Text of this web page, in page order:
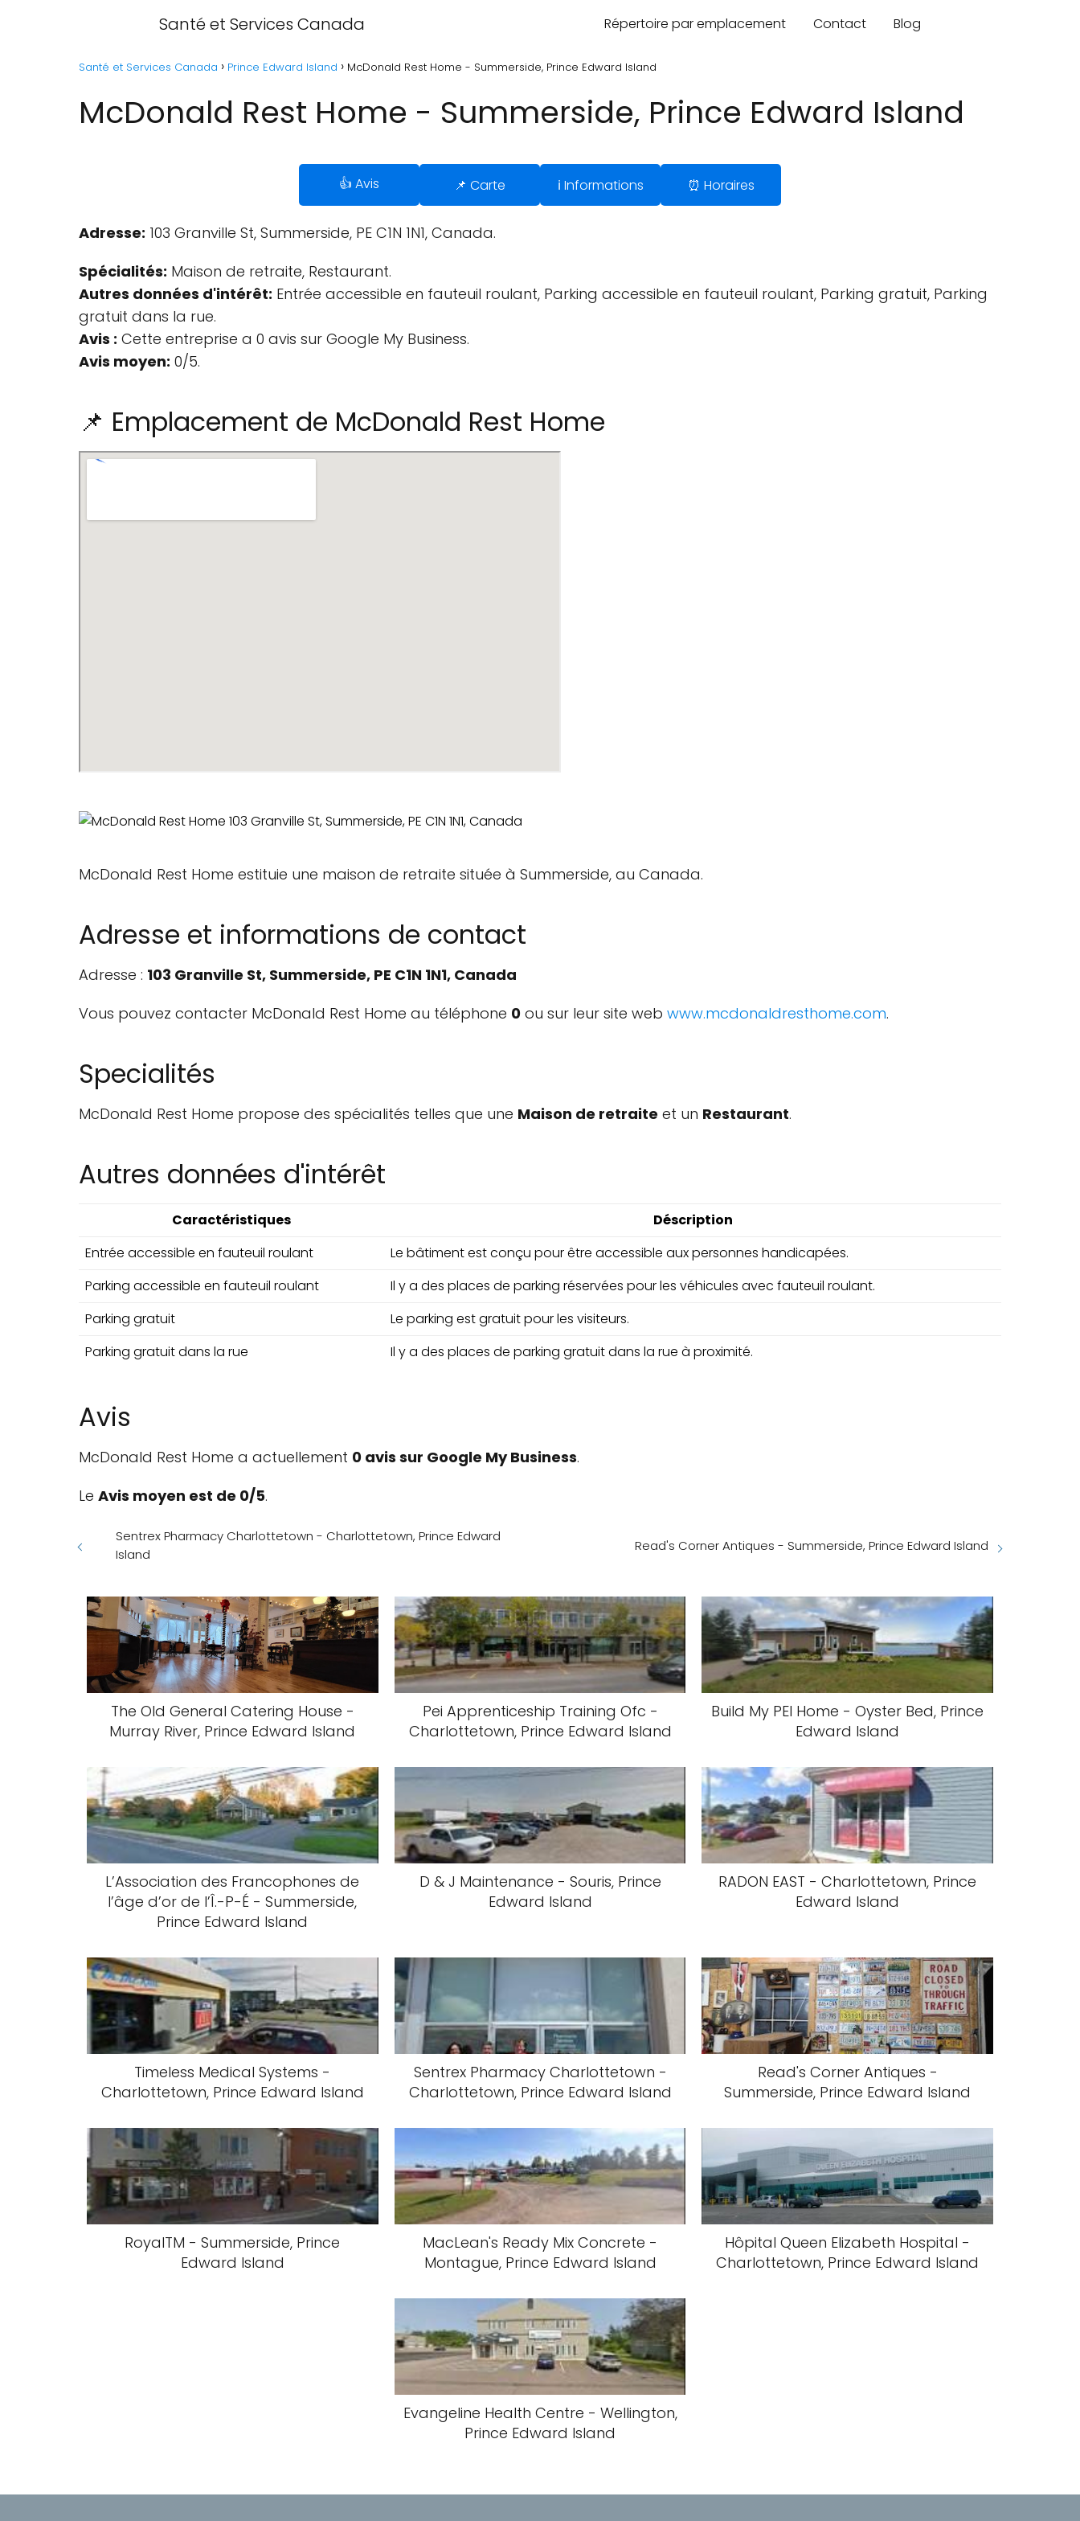
Santé et Services Canada Répertoire par emplacement Contact Blog
Santé et Services Canada Prince Edward Island McDonald Rest Home - Summerside, Prince Edward Island
McDonald Rest Home - Summerside, Prince Edward Island
👍 Avis 📌 Carte ℹ️ Informations ⏰ Horaires
Adresse: 103 Granville St, Summerside, PE C1N 1N1, Canada.
Spécialités: Maison de retraite, Restaurant.
Autres données d'intérêt: Entrée accessible en fauteuil roulant, Parking accessible en fauteuil roulant, Parking gratuit, Parking
gratuit dans la rue.
Avis : Cette entreprise a 0 avis sur Google My Business.
Avis moyen: 0/5.
📌 Emplacement de McDonald Rest Home
McDonald Rest Home estituie une maison de retraite située à Summerside, au Canada.
Adresse et informations de contact
Adresse : 103 Granville St, Summerside, PE C1N 1N1, Canada
Vous pouvez contacter McDonald Rest Home au téléphone 0 ou sur leur site web www.mcdonaldresthome.com.
Specialités
McDonald Rest Home propose des spécialités telles que une Maison de retraite et un Restaurant.
Autres données d'intérêt
Caractéristiques
Déscription
Entrée accessible en fauteuil roulant
Le bâtiment est conçu pour être accessible aux personnes handicapées.
Parking accessible en fauteuil roulant
Il y a des places de parking réservées pour les véhicules avec fauteuil roulant.
Parking gratuit
Le parking est gratuit pour les visiteurs.
Parking gratuit dans la rue
Il y a des places de parking gratuit dans la rue à proximité.
Avis
McDonald Rest Home a actuellement 0 avis sur Google My Business.
Le Avis moyen est de 0/5.
Sentrex Pharmacy Charlottetown - Charlottetown, Prince Edward
Island
Read's Corner Antiques - Summerside, Prince Edward Island
The Old General Catering House -
Murray River, Prince Edward Island
Pei Apprenticeship Training Ofc -
Charlottetown, Prince Edward Island
Build My PEI Home - Oyster Bed, Prince
Edward Island
L’Association des Francophones de
l’âge d’or de l’Î.-P-É - Summerside,
Prince Edward Island
D & J Maintenance - Souris, Prince
Edward Island
RADON EAST - Charlottetown, Prince
Edward Island
Timeless Medical Systems -
Charlottetown, Prince Edward Island
Sentrex Pharmacy Charlottetown -
Charlottetown, Prince Edward Island
Read's Corner Antiques -
Summerside, Prince Edward Island
RoyalTM - Summerside, Prince
Edward Island
MacLean's Ready Mix Concrete -
Montague, Prince Edward Island
Hôpital Queen Elizabeth Hospital -
Charlottetown, Prince Edward Island
Evangeline Health Centre - Wellington,
Prince Edward Island